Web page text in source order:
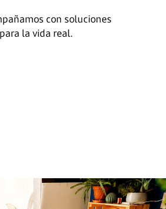
con soluciones
la vida real.